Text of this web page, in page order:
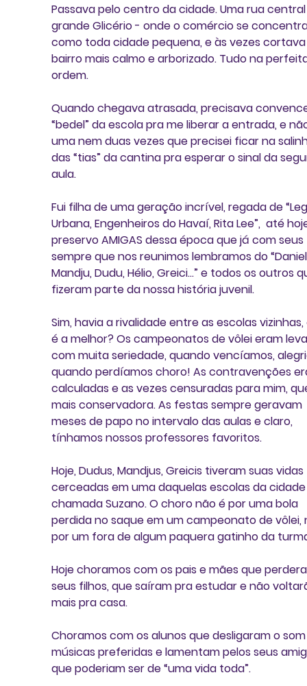
Passava pelo centro da cidade. Uma rua
grande Glicério - onde o comércio se
como toda cidade pequena, e às vezes
bairro mais calmo e arborizado. Tudo na
ordem.
Quando chegava atrasada, precisava
“bedel” da escola pra me liberar a entrada, e
uma nem duas vezes que precisei ficar na
das “tias” da cantina pra esperar o sinal da
aula.
Fui filha de uma geração incrível, regada de
Urbana, Engenheiros do Havaí, Rita Lee”,  até
preservo AMIGAS dessa época que já com
sempre que nos reunimos lembramos do
Mandju, Dudu, Hélio, Greici...” e todos os outros
fizeram parte da nossa história juvenil.
Sim, havia a rivalidade entre as escolas
é a melhor? Os campeonatos de vôlei eram
com muita seriedade, quando vencíamos,
quando perdíamos choro! As contravenções
calculadas e as vezes censuradas para mim,
mais conservadora. As festas sempre geravam
meses de papo no intervalo das aulas e claro,
tínhamos nossos professores favoritos.
Hoje, Dudus, Mandjus, Greicis tiveram suas vidas
cerceadas em uma daquelas escolas da
chamada Suzano. O choro não é por uma bola
perdida no saque em um campeonato de
por um fora de algum paquera gatinho da
Hoje choramos com os pais e mães que
seus filhos, que saíram pra estudar e não
mais pra casa.
Choramos com os alunos que desligaram o
músicas preferidas e lamentam pelos seus
que poderiam ser de “uma vida toda”.